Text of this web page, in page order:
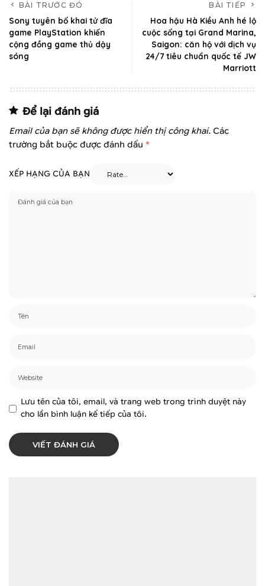
BÀI TRƯỚC ĐÓ
Sony tuyên bố khai tử đĩa
game PlayStation khiến
cộng đồng game thủ dậy
sóng
BÀI TIẾP
Hoa hậu Hà Kiều Anh hé lộ
cuộc sống tại Grand Marina,
Saigon: căn hộ với dịch vụ
24/7 tiêu chuẩn quốc tế JW
Marriott
Để lại đánh giá
Email của bạn sẽ không được hiển thị công khai. Các
trường bắt buộc được đánh dấu *
XẾP HẠNG CỦA BẠN
Lưu tên của tôi, email, và trang web trong trình duyệt này
cho lần bình luận kế tiếp của tôi.